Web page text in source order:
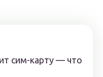
сим-карту — что